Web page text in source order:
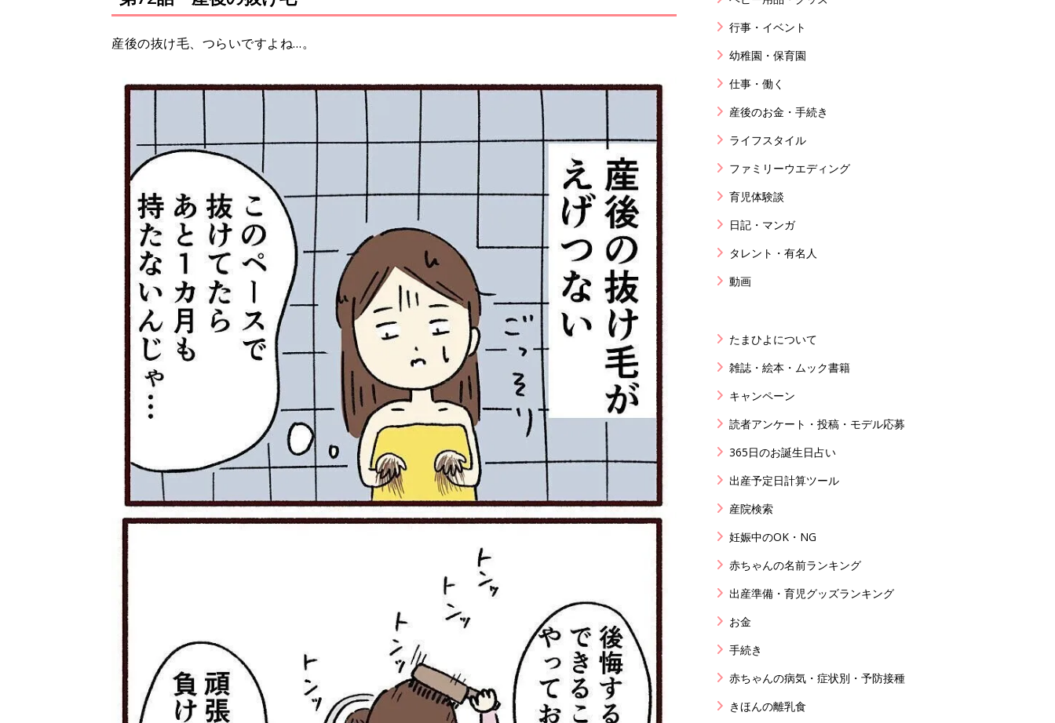
産後の抜け毛、つらいですよね…。
行事・イベント
幼稚園・保育園
仕事・働く
産後のお金・手続き
ライフスタイル
ファミリーウエディング
育児体験談
日記・マンガ
タレント・有名人
動画
たまひよについて
雑誌・絵本・ムック書籍
キャンペーン
読者アンケート・投稿・モデル応募
365日のお誕生日占い
出産予定日計算ツール
産院検索
妊娠中のOK・NG
赤ちゃんの名前ランキング
出産準備・育児グッズランキング
お金
手続き
赤ちゃんの病気・症状別・予防接種
きほんの離乳食